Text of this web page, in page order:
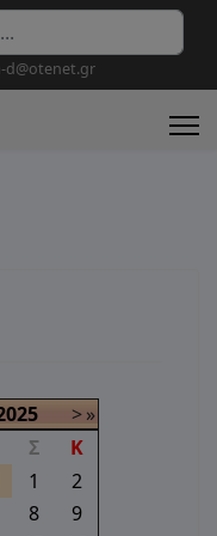
d@otenet.gr
> »
Σ
Κ
1
2
8
9